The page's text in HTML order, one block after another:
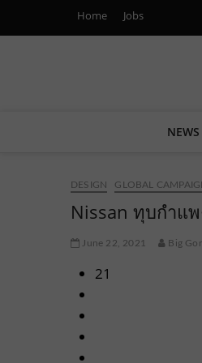
Home Jobs
NEWS
DESIGN GLOBAL
Nissan ทุบกำแ
June 22, 2021 Big
21